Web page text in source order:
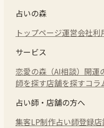
占いの森
トップページ運営会社利
サービス
恋愛の森（AI相談） 開運
師を探す店舗を探すコラ
占い師・店舗の方へ
集客LP制作占い師登録